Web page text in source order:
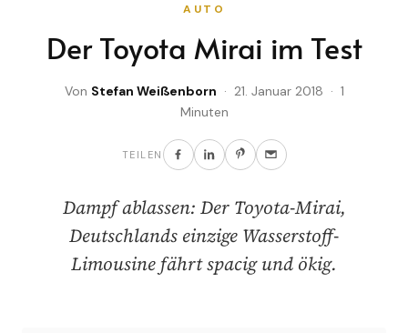
AUTO
Der Toyota Mirai im Test
Von Stefan Weißenborn · 21. Januar 2018 · 1
Minuten
TEILEN
Dampf ablassen: Der Toyota-Mirai,
Deutschlands einzige Wasserstoff-
Limousine fährt spacig und ökig.